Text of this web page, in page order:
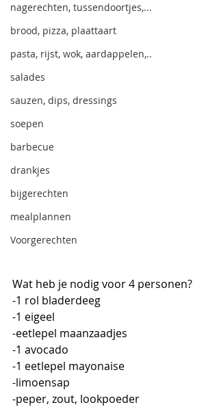
nagerechten, tussendoortjes,...
brood, pizza, plaattaart
pasta, rijst, wok, aardappelen,..
salades
sauzen, dips, dressings
soepen
barbecue
drankjes
bijgerechten
mealplannen
Voorgerechten
Wat heb je nodig voor 4 personen?
-1 rol bladerdeeg
-1 eigeel
-eetlepel maanzaadjes
-1 avocado
-1 eetlepel mayonaise
-limoensap
-peper, zout, lookpoeder